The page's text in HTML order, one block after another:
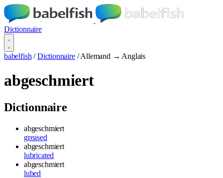
Dictionnaire
babelfish / Dictionnaire / Allemand → Anglais
abgeschmiert
Dictionnaire
abgeschmiert
greased
abgeschmiert
lubricated
abgeschmiert
lubed